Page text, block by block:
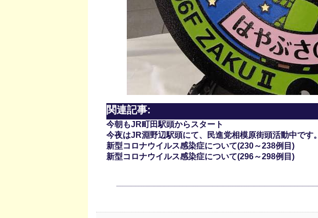
関連記事:
今朝もJR町田駅頭からスタート
今夜はJR淵野辺駅頭にて、民進党相模原街頭活動中です。
新型コロナウイルス感染症について(230～238例目)
新型コロナウイルス感染症について(296～298例目)